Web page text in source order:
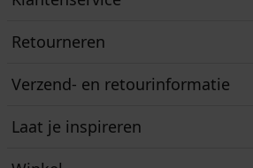
Retourneren
Verzend- en retourinformatie
Laat je inspireren